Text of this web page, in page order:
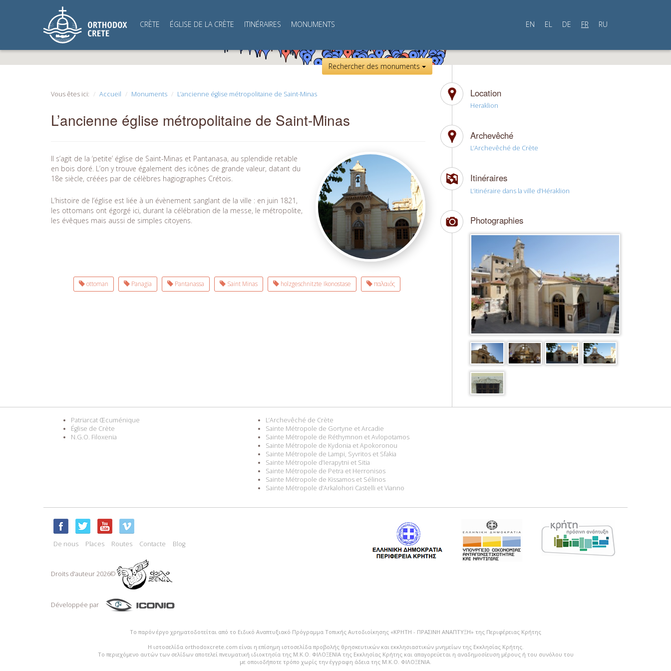
CRÈTE ÉGLISE DE LA CRÈTE ITINÉRAIRES MONUMENTS EN EL DE FR RU
Rechercher des monuments
Vous êtes ici: Accueil Monuments L’ancienne église métropolitaine de Saint-Minas
L’ancienne église métropolitaine de Saint-Minas
Il s’agit de la ‘petite’ église de Saint-Minas et Pantanasa, au splendide retable
en bois doré. L’on y trouve également des icônes de grande valeur, datant du
18e siècle, créées par de célèbres hagiographes Crétois.
L’histoire de l’église est liée à un évènement sanglant de la ville : en juin 1821,
les ottomans ont égorgé ici, durant la célébration de la messe, le métropolite,
les évêques mais aussi de simples citoyens.
ottoman Panagia Pantanassa Saint Minas holzgeschnitzte Ikonostase παλαιός
Location
Heraklion
Archevêché
L’Archevêché de Crète
Itinéraires
L’itinéraire dans la ville d’Héraklion
Photographies
Patriarcat Œcuménique
Église de Crète
N.G.O. Filoxenia
L’Archevêché de Crète
Sainte Métropole de Gortyne et Arcadie
Sainte Métropole de Réthymnon et Avlopotamos
Sainte Métropole de Kydonia et Apokoronou
Sainte Métropole de Lampi, Syvritos et Sfakia
Sainte Métropole d’Ierapytni et Sitia
Sainte Métropole de Petra et Herronisos
Sainte Métropole de Kissamos et Sélinos
Sainte Métropole d’Arkalohori Castelli et Vianno
De nous Places Routes Contacte Blog
Droits d'auteur 2026©
Développée par
Το παρόν έργο χρηματοδοτείται από το Ειδικό Αναπτυξιακό Πρόγραμμα Τοπικής Αυτοδιοίκησης «ΚΡΗΤΗ - ΠΡΑΣΙΝΗ ΑΝΑΠΤΥΞΗ» της Περιφέρειας Κρήτης
Η ιστοσελίδα orthodoxcrete.com είναι η επίσημη ιστοσελίδα προβολής θρησκευτικών και εκκλησιαστικών μνημείων της Εκκλησίας Κρήτης.
Το περιεχόμενο αυτών των σελίδων αποτελεί πvευματική ιδιοκτησία της Μ.Κ.Ο. ΦΙΛΟΞΕΝΙΑ της Εκκλησίας Κρήτης και απαγορεύεται η αναδημοσίευση μέρους ή του συνόλου του
με οποιοδήποτε τρόπο χωρίς την έγγραφη άδεια της Μ.Κ.Ο. ΦΙΛΟΞΕΝΙΑ.